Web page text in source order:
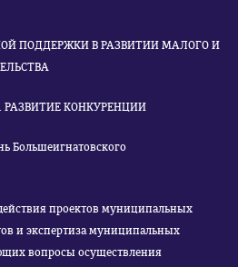
ПОДДЕРЖКИ В РАЗВИТИИ МАЛОГО И
КОНКУРЕНЦИИ
Большеигнатовского
проектов муниципальных
и экспертиза муниципальных
вопросы осуществления